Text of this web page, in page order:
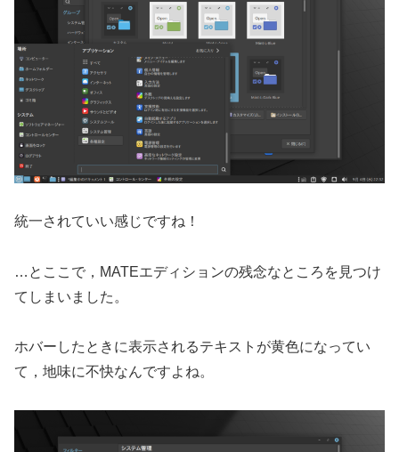
統一されていい感じですね！
…とここで，MATEエディションの残念なところを見つけ
てしまいました。
ホバーしたときに表示されるテキストが黄色になってい
て，地味に不快なんですよね。